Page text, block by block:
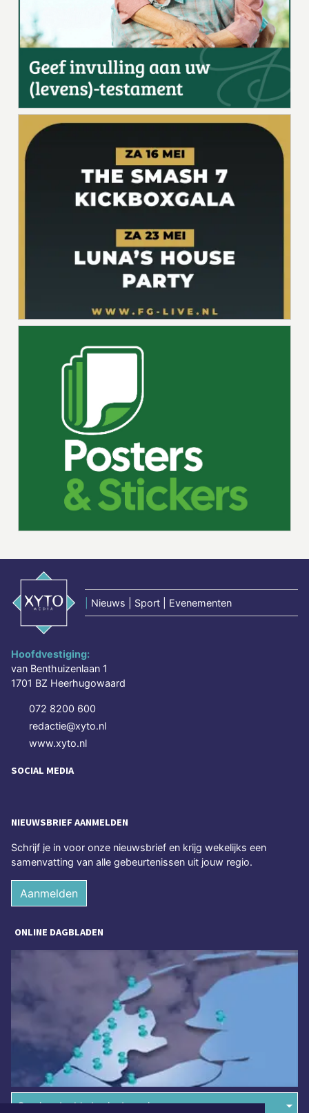
Nieuws | Sport | Evenementen
Hoofdvestiging:
van Benthuizenlaan 1
1701 BZ Heerhugowaard
072 8200 600
redactie@xyto.nl
www.xyto.nl
SOCIAL MEDIA
NIEUWSBRIEF AANMELDEN
Schrijf je in voor onze nieuwsbrief en krijg wekelijks een
samenvatting van alle gebeurtenissen uit jouw regio.
Aanmelden
ONLINE DAGBLADEN
Overige dagbladen in de regio